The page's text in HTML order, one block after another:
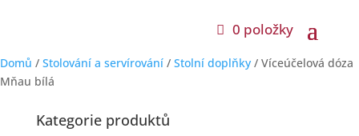
0 položky
Domů / Stolování a servírování / Stolní doplňky / Víceúčelová dóza
Mňau bílá
Kategorie produktů